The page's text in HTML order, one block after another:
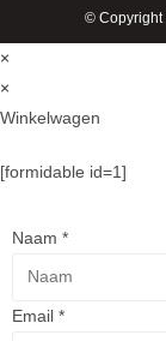
© Copyright
×
×
Winkelwagen
[formidable id=1]
Naam *
Email *